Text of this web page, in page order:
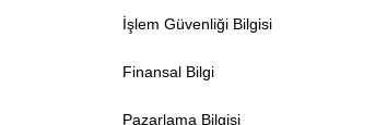
İşlem Güvenliği Bilgisi
Finansal Bilgi
Pazarlama Bilgisi